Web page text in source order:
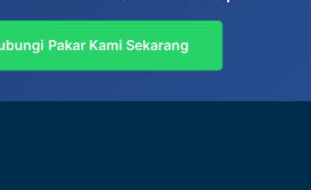
Pakar Kami Sekarang